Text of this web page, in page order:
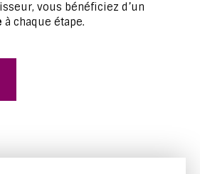
vous bénéficiez d’un
à chaque étape.